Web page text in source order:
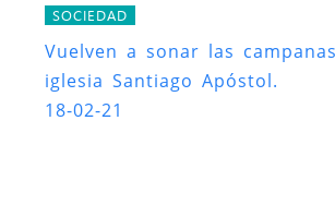
SOCIEDAD
Vuelven a sonar las
iglesia Santiago Apóstol.
18-02-21